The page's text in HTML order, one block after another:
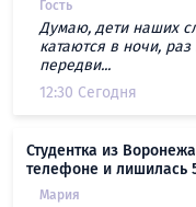
Гость
Думаю, дети наших
катаются в ночи,
передви...
12:30 Сегодня
Студентка из
телефоне и лишилась
Мария